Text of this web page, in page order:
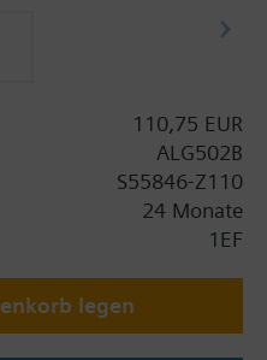
110,75 EUR
ALG502B
S55846-Z110
24 Monate
1EF
legen